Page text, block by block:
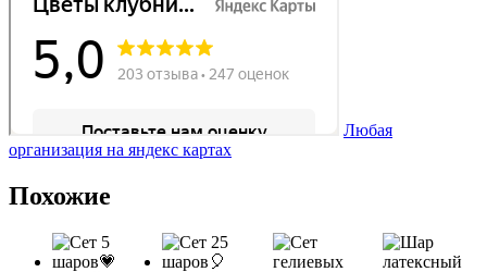
Любая
организация на яндекс картах
Похожие